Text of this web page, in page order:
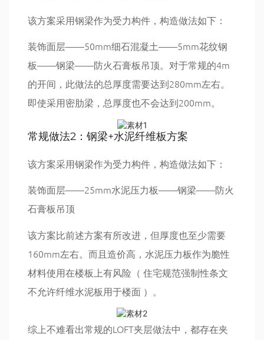
该方案采用钢梁作为受力构件，构造做法如下：
装饰面层——50mm细石混凝土——5mm花纹钢
板——钢梁——防火石膏板吊顶。对于常规的4m
的开间，此做法的总厚度需要达到280mm左右。
即使采用密肋梁，总厚度也不会达到200mm。
常规做法2：钢梁+水泥纤维板方案
该方案采用钢梁作为受力构件，构造做法如下：
装饰面层——25mm水泥压力板——钢梁——防火
石膏板吊顶
该方案比前述方案有所改进，但厚度也至少需要
160mm左右。而且造价高，水泥压力板作为脆性
材料使用在楼板上有风险（ 住宅规范强制性条文
不允许纤维水泥板用于楼面 ）。
综上不难看出常规的LOFT夹层做法中，都存在夹